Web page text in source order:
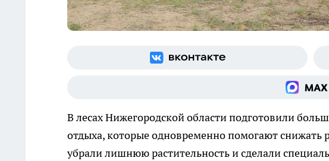
В лесах Нижегородской области подготовили
отдыха, которые одновременно помогают снижать
убрали лишнюю растительность и сделали